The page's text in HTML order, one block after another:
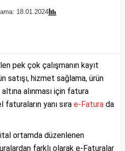
18.01.2024
pek çok çalışmanın kayıt
satışı, hizmet sağlama, ürün
alınması için fatura
faturaların yanı sıra e-Fatura da
ortamda düzenlenen
farklı olarak e-Faturalar